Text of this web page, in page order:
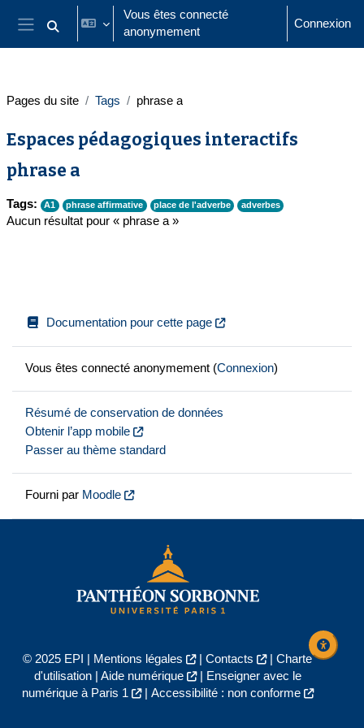
Passer au contenu principal
Panneau latéral
Activer/désactiver la saisie de recherche
Vous êtes connecté
anonymement
Connexion
Pages du site Tags phrase a
Espaces pédagogiques interactifs
phrase a
Tags: A1 phrase affirmative place de l'adverbe adverbes
Aucun résultat pour « phrase a »
Documentation pour cette page
Vous êtes connecté anonymement (Connexion)
Résumé de conservation de données
Obtenir l’app mobile
Passer au thème standard
Fourni par Moodle
© 2025 EPI | Mentions légales | Contacts | Charte
d'utilisation| Aide numérique |
Enseigner avec le
numérique à Paris 1
| Accessibilité : non conforme